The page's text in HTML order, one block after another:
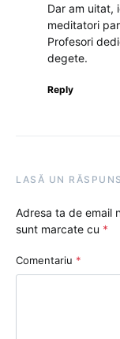
Dar am uitat,
meditatori
Profesori
degete.
Reply
LASĂ UN RĂSPUNS
Adresa ta de email
sunt marcate cu *
Comentariu *